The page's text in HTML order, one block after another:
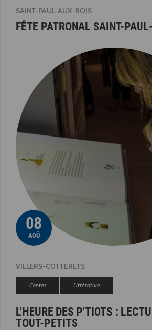
SAINT-PAUL-AUX-BOIS
FÊTE PATRONAL SAINT-
08
AOÛ
VILLERS-COTTERETS
Contes Littérature
L'HEURE DES P'TIOTS :
TOUT-PETITS